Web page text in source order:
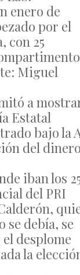
enero de
por el
con 25
Miguel
a
Estatal
bajo la
del
iban los
del PRI
se debía, se
desplome
la